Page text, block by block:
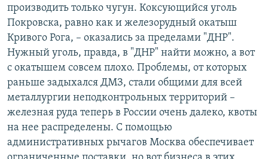
производить только чугун. Коксующийся уголь
Покровска, равно как и железорудный окатыш
Кривого Рога, – оказались за пределами "ДНР".
Нужный уголь, правда, в "ДНР" найти можно, а вот
с окатышем совсем плохо. Проблемы, от которых
раньше задыхался ДМЗ, стали общими для всей
металлургии неподконтрольных территорий –
железная руда теперь в России очень далеко, квоты
на нее распределены. С помощью
административных рычагов Москва обеспечивает